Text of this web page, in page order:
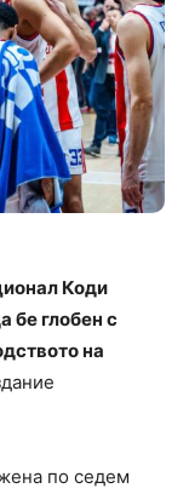
Коди
бе глобен с
на
по седем